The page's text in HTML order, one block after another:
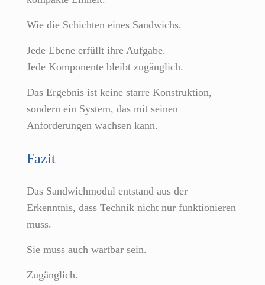
Wie die Schichten eines Sandwichs.
Jede Ebene erfüllt ihre Aufgabe.
Jede Komponente bleibt zugänglich.
Das Ergebnis ist keine starre Konstruktion,
sondern ein System, das mit seinen
Anforderungen wachsen kann.
Fazit
Das Sandwichmodul entstand aus der
Erkenntnis, dass Technik nicht nur funktionieren
muss.
Sie muss auch wartbar sein.
Zugänglich.